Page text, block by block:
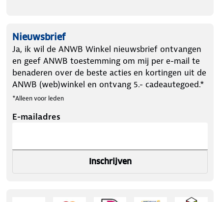
Nieuwsbrief
Ja, ik wil de ANWB Winkel nieuwsbrief ontvangen
en geef ANWB toestemming om mij per e-mail te
benaderen over de beste acties en kortingen uit de
ANWB (web)winkel en ontvang 5.- cadeautegoed.*
*Alleen voor leden
E-mailadres
Inschrijven